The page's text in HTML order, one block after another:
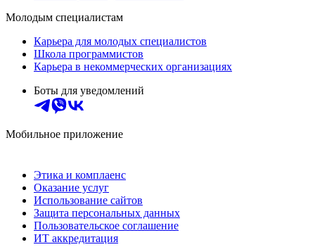
Молодым специалистам
Карьера для молодых специалистов
Школа программистов
Карьера в некоммерческих организациях
Боты для уведомлений
Мобильное приложение
Этика и комплаенс
Оказание услуг
Использование сайтов
Защита персональных данных
Пользовательское соглашение
ИТ аккредитация